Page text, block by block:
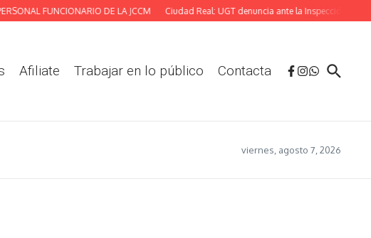
FUNCIONARIO DE LA JCCM Ciudad Real: UGT denuncia ante la Inspección las
Afiliate Trabajar en lo público Contacta
viernes, agosto 7, 2026